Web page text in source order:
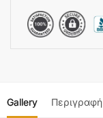
Gallery Περιγραφή